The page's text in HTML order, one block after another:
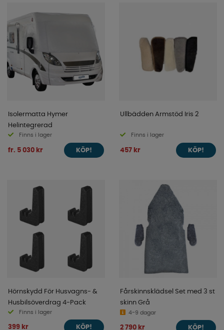
Isolermatta Hymer
Helintegrerad
Finns i lager
fr. 5 030 kr KÖP!
Ullbädden Armstöd Iris 2
Finns i lager
457 kr KÖP!
Hörnskydd För Husvagns- &
Husbilsöverdrag 4-Pack
Finns i lager
399 kr KÖP!
Fårskinnsklädsel Set med 3 st
skinn Grå
4-9 dagar
2 790 kr KÖP!